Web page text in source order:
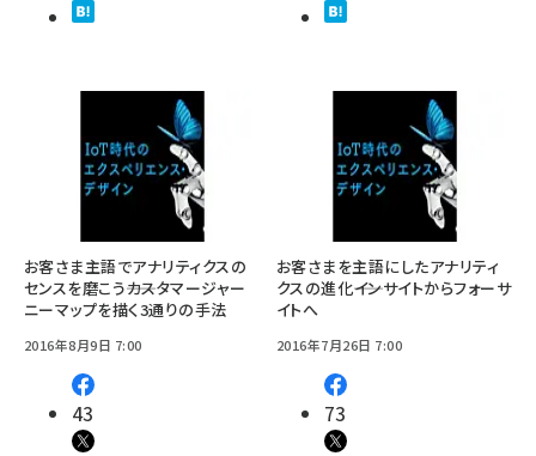
お客さま主語でアナリティクスの
センスを磨こう――カスタマージャー
ニーマップを描く3通りの手法
2016年8月9日 7:00
43
お客さまを主語にしたアナリティ
クスの進化――インサイトからフォーサ
イトへ
2016年7月26日 7:00
73